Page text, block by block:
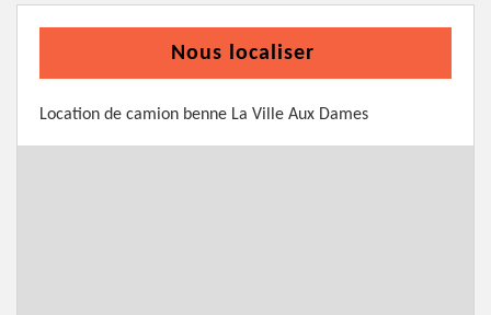
Nous localiser
Location de camion benne La Ville Aux Dames